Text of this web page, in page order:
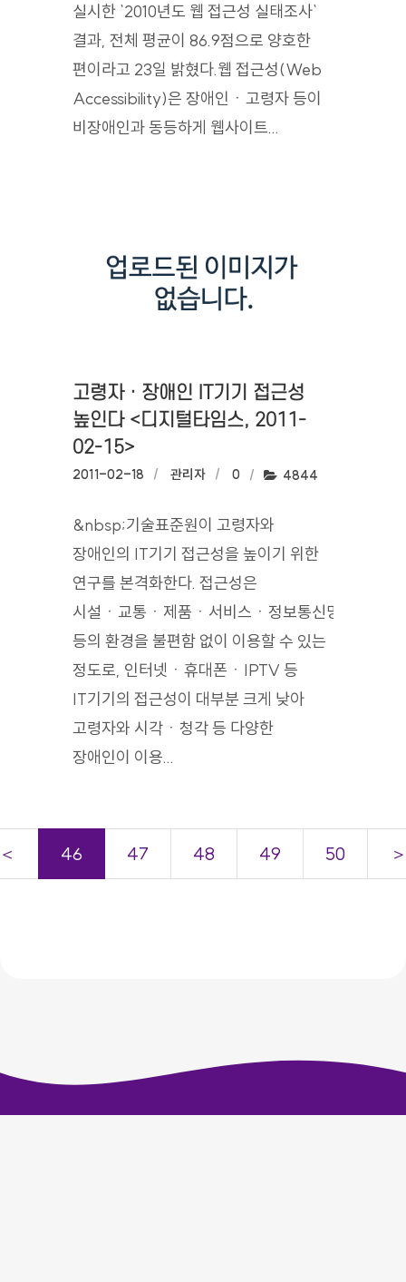
실시한 `2010년도 웹 접근성 실태조사`
결과, 전체 평균이 86.9점으로 양호한
편이라고 23일 밝혔다.웹 접근성(Web
Accessibility)은 장애인ㆍ고령자 등이
비장애인과 동등하게 웹사이트...
고령자ㆍ장애인 IT기기 접근성
높인다 <디지털타임스, 2011-
02-15>
작성일:
2011-02-18 작성자:
관리자 댓글수:
0 조회수:
4844
&nbsp;기술표준원이 고령자와
장애인의 IT기기 접근성을 높이기 위한
연구를 본격화한다. 접근성은
시설ㆍ교통ㆍ제품ㆍ서비스ㆍ정보통신망
등의 환경을 불편함 없이 이용할 수 있는
정도로, 인터넷ㆍ휴대폰ㆍIPTV 등
IT기기의 접근성이 대부분 크게 낮아
고령자와 시각ㆍ청각 등 다양한
장애인이 이용...
46 47 48 49 50